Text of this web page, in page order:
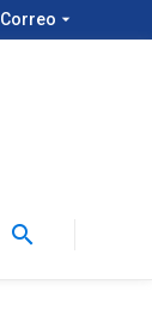
Correo arrow_drop_down
search